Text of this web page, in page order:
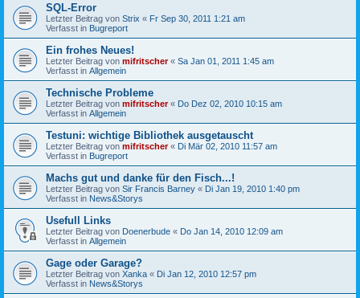
SQL-Error
Letzter Beitrag von Strix « Fr Sep 30, 2011 1:21 am
Verfasst in Bugreport
Ein frohes Neues!
Letzter Beitrag von mifritscher« Sa Jan 01, 2011 1:45 am
Verfasst in Allgemein
Technische Probleme
Letzter Beitrag von mifritscher« Do Dez 02, 2010 10:15 am
Verfasst in Allgemein
Testuni: wichtige Bibliothek ausgetauscht
Letzter Beitrag von mifritscher« Di Mär 02, 2010 11:57 am
Verfasst in Bugreport
Machs gut und danke für den Fisch...!
Letzter Beitrag von Sir Francis Barney « Di Jan 19, 2010 1:40 pm
Verfasst in News&Storys
Usefull Links
Letzter Beitrag von Doenerbude « Do Jan 14, 2010 12:09 am
Verfasst in Allgemein
Gage oder Garage?
Letzter Beitrag von Xanka « Di Jan 12, 2010 12:57 pm
Verfasst in News&Storys